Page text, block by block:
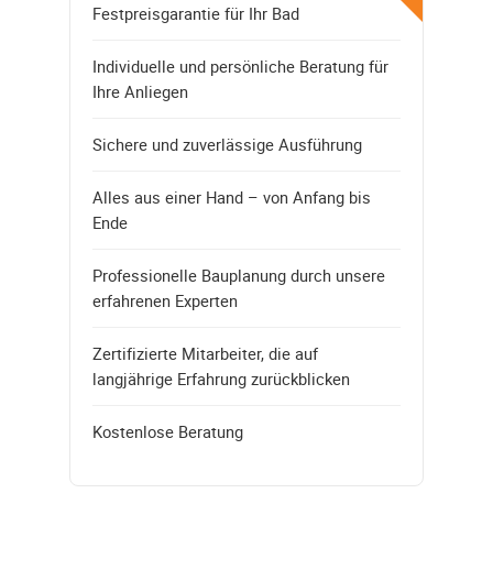
Festpreisgarantie für Ihr Bad
Individuelle und persönliche Beratung für
Ihre Anliegen
Sichere und zuverlässige Ausführung
Alles aus einer Hand – von Anfang bis
Ende
Professionelle Bauplanung durch unsere
erfahrenen Experten
Zertifizierte Mitarbeiter, die auf
langjährige Erfahrung zurückblicken
Kostenlose Beratung